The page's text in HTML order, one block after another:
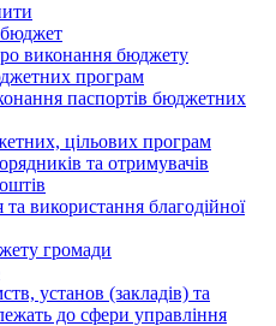
виконання бюджету
програм
паспортів бюджетних
цільових програм
та отримувачів
використання благодійної
громади
установ (закладів) та
до сфери управління